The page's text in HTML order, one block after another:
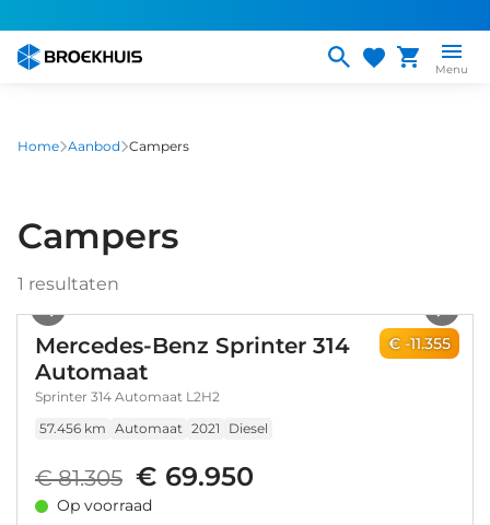
naar
gaan
Menu
Home Aanbod Campers
Campers
1 resultaten
€ -11.355
Mercedes-Benz Sprinter 314
Automaat
Sprinter 314 Automaat L2H2
57.456 km Automaat 2021 Diesel
€ 81.305 € 69.950
Op voorraad